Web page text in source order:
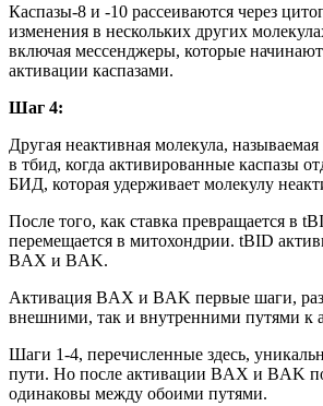
Каспазы-8 и -10 рассеиваются через
изменения в нескольких других
включая мессенджеры, которые
активации каспазами.
Шаг 4:
Другая неактивная молекула,
в тбид, когда активированные каспазы
БИД, которая удерживает молекулу
После того, как ставка превращается в
перемещается в митохондрии. tBID
BAX и BAK.
Активация BAX и BAK первые шаги,
внешними, так и внутренними путями к
Шаги 1-4, перечисленные здесь,
пути. Но после активации BAX и BAK
одинаковы между обоими путями.